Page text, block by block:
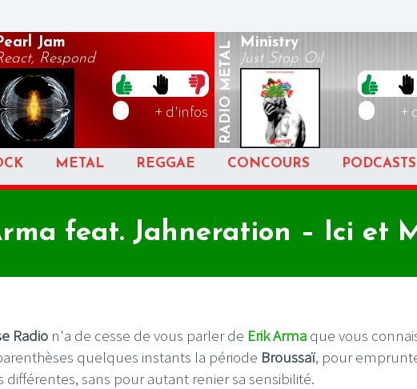
Jam
Respond
+ d'infos RADIO
METAL Ministry
Just Stop Oil
+
METAL REGGAE CONCOURS PODCASTS
feat. Jahneration – Ici et
Radio n'a de cesse de vous parler de Erik Arma que vous
quelques instants la période Broussaï, pour
sans pour autant renier sa sensibilité.